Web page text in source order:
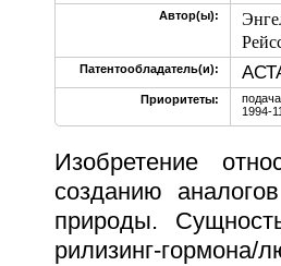
Автор(ы):
Патентообладатель(и):
Приоритеты:
1994-
Изобретение
созданию
природы.
рилизинг-гормона/